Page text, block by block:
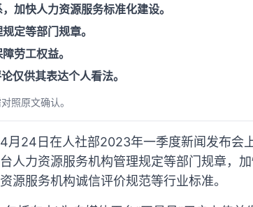
加快人力资源服务标准化建设。
定等部门规章。
劳工权益。
仅供其表达个人看法。
照原文确认。
月24日在人社部2023年一季度新闻发布会
人力资源服务机构管理规定等部门规章，
源服务机构诚信评价规范等行业标准。